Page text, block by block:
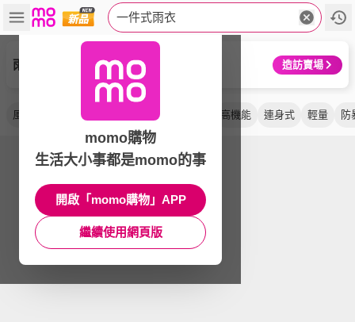
一件式雨衣
雨傘王 造訪賣場
風雨衣 雙拉鍊 背包款 高機能 連身式 輕量 防
momo購物
生活大小事都是momo的事
開啟「momo購物」APP
繼續使用網頁版